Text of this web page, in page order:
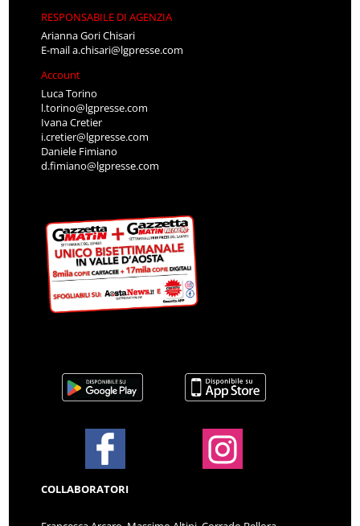
RESPONSABILE DI AGENZIA
Arianna Gori Chisari
E-maila.chisari@lgpresse.com
Account
Luca Torino
l.torino@lgpresse.com
Ivana Cretier
i.cretier@lgpresse.com
Daniele Fimiano
d.fimiano@lgpresse.com
COLLABORATORI